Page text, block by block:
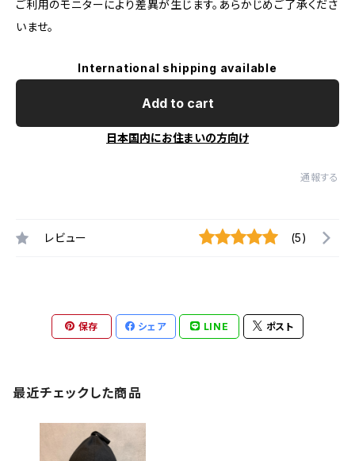
ご利用のモニターにより差異が生じます。あらかじめご了承くださ
いませ。
International shipping available
Add to cart
日本国内にお住まいの方向け
通報する
レビュー (5)
保存 シェア LINE ポスト
最近チェックした商品